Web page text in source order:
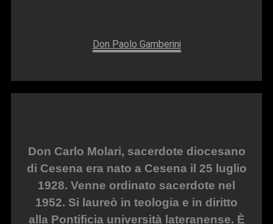
Don Paolo Gamberini
Don Carlo Molari, sacerdote diocesano
di Cesena era nato a Cesena il 25 luglio
1928. Venne ordinato sacerdote nel
1952. Si laureò in teologia e in diritto
alla Pontificia università lateranense. È